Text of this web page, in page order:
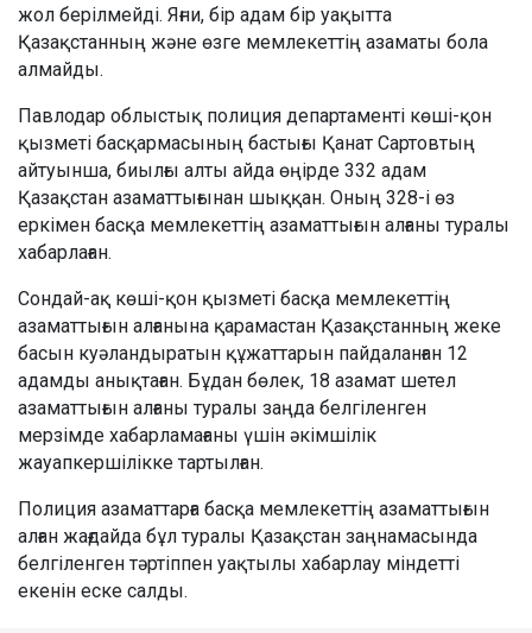
жол берілмейді. Яғни, бір адам бір уақытта
Қазақстанның және өзге мемлекеттің азаматы бола
алмайды.
Павлодар облыстық полиция департаменті көші-қон
қызметі басқармасының бастығы Қанат Сартовтың
айтуынша, биылғы алты айда өңірде 332 адам
Қазақстан азаматтығынан шыққан. Оның 328-і өз
еркімен басқа мемлекеттің азаматтығын алғаны туралы
хабарлаған.
Сондай-ақ көші-қон қызметі басқа мемлекеттің
азаматтығын алғанына қарамастан Қазақстанның жеке
басын куәландыратын құжаттарын пайдаланған 12
адамды анықтаған. Бұдан бөлек, 18 азамат шетел
азаматтығын алғаны туралы заңда белгіленген
мерзімде хабарламағаны үшін әкімшілік
жауапкершілікке тартылған.
Полиция азаматтарға басқа мемлекеттің азаматтығын
алған жағдайда бұл туралы Қазақстан заңнамасында
белгіленген тәртіппен уақтылы хабарлау міндетті
екенін еске салды.